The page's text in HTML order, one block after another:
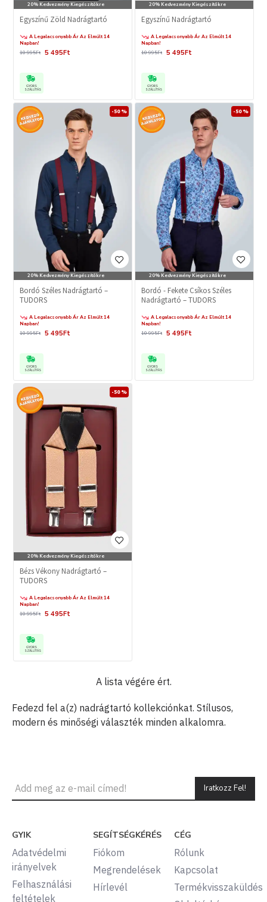
Fedezd fel a(z) nadrágtartó kollekciónkat. Stílusos,
modern és minőségi választék minden alkalomra.
20% Kedvezmény Kiegészítőkre
Egyszínű Zöld Nadrágtartó
A Legalacsonyabb Ár Az Elmúlt 14
Napban!
5 495Ft
10 995Ft
GYORS
SZÁLLÍTÁS
20% Kedvezmény Kiegészítőkre
Egyszínű Nadrágtartó
A Legalacsonyabb Ár Az Elmúlt 14
Napban!
5 495Ft
10 995Ft
GYORS
SZÁLLÍTÁS
20% Kedvezmény Kiegészítőkre
-50 %
Bordó Széles Nadrágtartó –
TUDORS
A Legalacsonyabb Ár Az Elmúlt 14
Napban!
5 495Ft
10 995Ft
GYORS
SZÁLLÍTÁS
20% Kedvezmény Kiegészítőkre
-50 %
Bordó - Fekete Csíkos Széles
Nadrágtartó – TUDORS
A Legalacsonyabb Ár Az Elmúlt 14
Napban!
5 495Ft
10 995Ft
GYORS
SZÁLLÍTÁS
20% Kedvezmény Kiegészítőkre
-50 %
Bézs Vékony Nadrágtartó –
TUDORS
A Legalacsonyabb Ár Az Elmúlt 14
Napban!
5 495Ft
10 995Ft
GYORS
SZÁLLÍTÁS
A lista végére ért.
Iratkozz Fel!
GYIK
Adatvédelmi
irányelvek
Felhasználási
feltételek
SEGÍTSÉGKÉRÉS
Fiókom
Megrendelések
Hírlevél
CÉG
Rólunk
Kapcsolat
Termékvisszaküldés